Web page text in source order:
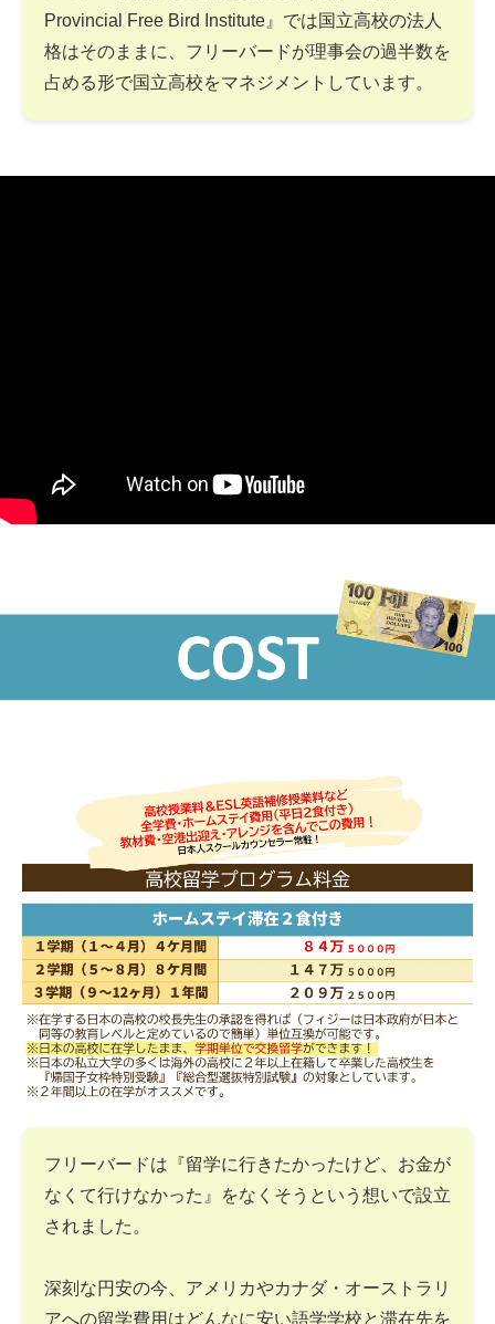
Provincial Free Bird Institute』では国立高校の法人
格はそのままに、フリーバードが理事会の過半数を
占める形で国立高校をマネジメントしています。
フリーバードは『留学に行きたかったけど、お金が
なくて行けなかった』をなくそうという想いで設立
されました。
深刻な円安の今、アメリカやカナダ・オーストラリ
アへの留学費用はどんなに安い語学学校と滞在先を